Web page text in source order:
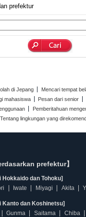
prefektur
di Jepang
Mencari tempat
mahasiswa
Pesan dari senior
Pemberitahuan
Tentang lingkungan yang
prefektur】
dan Tohoku]
Iwate Miyagi Akita
Kanto dan Koshinetsu]
Gunma Saitama Chiba